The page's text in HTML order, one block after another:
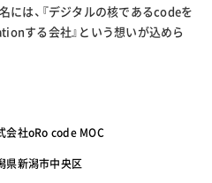
には、『デジタルの核であるcodeを
する会社』という想いが込めら
会社oRo code MOC
県新潟市中央区